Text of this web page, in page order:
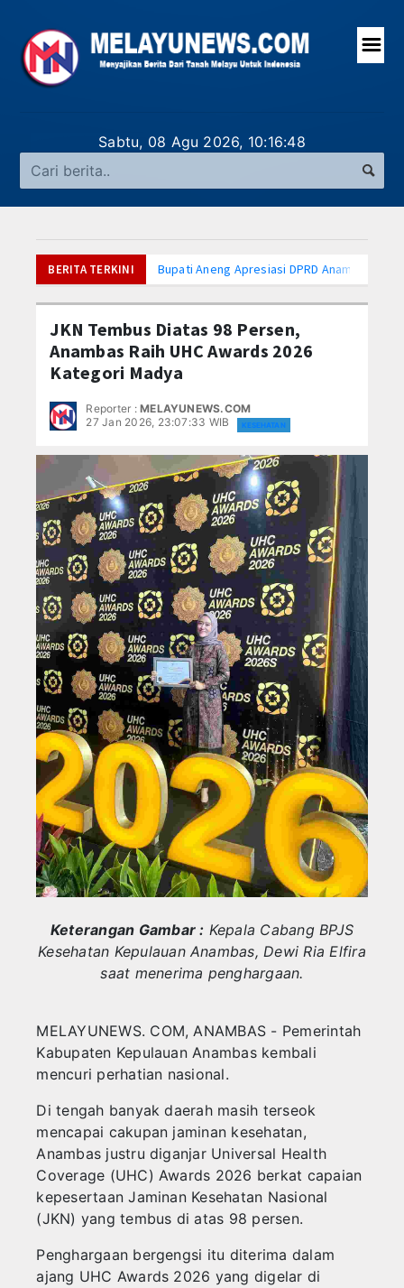
LAPORAN UTAMA
INTERNASIONAL
KEPRI
TANAH DELI
ANAMBAS
BATAM
BINTAN
LINGGA
NATUNA
KARIMUN
TANJUNGPINANG
GALLERY
LIFE STYLE
KESEHATAN
HOBI
KULINER
ENTERTEIMENT
TEKNOLOGI
☰
Sabtu, 08 Agu 2026, 10:16:49
BERITA TERKINI
Bupati Aneng Apresiasi DPRD Anambas
Program MBG di Anambas Selain Manfaat
Wakil Bupati Anambas Nonton Bareng Piala
Pengurus PWI Kepri Hormati Pengunduran
Aneng: Validasi Data Penting untuk
Bupati Aneng Apresiasi DPRD Anambas
Hari Anak Nasional, Bupati Anambas Ajak
Bupati Anambas Koordinasi dengan Wakil
Program MBG di Anambas Selain Manfaat
Wakil Bupati Anambas Nonton Bareng Piala
Hadiri Forum Konsultasi Publik, PWI
Pengurus PWI Kepri Hormati Pengunduran
BPBD Anambas Salurkan Air kepada Warga
Aneng: Validasi Data Penting untuk
Bupati Aneng Apresiasi DPRD Anambas
Hari Anak Nasional, Bupati Anambas Ajak
Bupati Anambas Koordinasi dengan Wakil
Program MBG di Anambas Selain Manfaat
Wakil Bupati Anambas Nonton Bareng Piala
Hadiri Forum Konsultasi Publik, PWI
Pengurus PWI Kepri Hormati Pengunduran
BPBD Anambas Salurkan Air kepada Warga
JKN Tembus Diatas 98 Persen,
Anambas Raih UHC Awards 2026
Kategori Madya
Reporter :MELAYUNEWS.COM
27 Jan 2026, 23:07:33 WIB
KESEHATAN
Keterangan Gambar : Kepala Cabang BPJS
Kesehatan Kepulauan Anambas, Dewi Ria Elfira
saat menerima penghargaan.
MELAYUNEWS. COM, ANAMBAS - Pemerintah
Kabupaten Kepulauan Anambas kembali
mencuri perhatian nasional.
‎Di tengah banyak daerah masih terseok
mencapai cakupan jaminan kesehatan,
Anambas justru diganjar Universal Health
Coverage (UHC) Awards 2026 berkat capaian
kepesertaan Jaminan Kesehatan Nasional
(JKN) yang tembus di atas 98 persen.
‎Penghargaan bergengsi itu diterima dalam
ajang UHC Awards 2026 yang digelar di